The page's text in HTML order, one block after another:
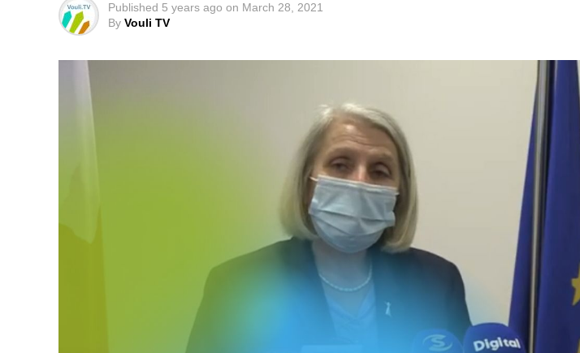
Published 5 years ago on March 28, 2021
By Vouli TV